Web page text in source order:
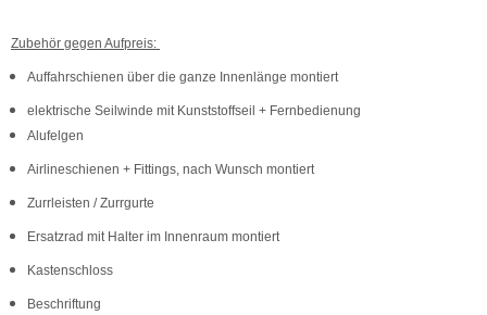
Zubehör gegen Aufpreis:
Auffahrschienen über die ganze Innenlänge montiert
elektrische Seilwinde mit Kunststoffseil + Fernbedienung
Alufelgen
Airlineschienen + Fittings, nach Wunsch montiert
Zurrleisten / Zurrgurte
Ersatzrad mit Halter im Innenraum montiert
Kastenschloss
Beschriftung